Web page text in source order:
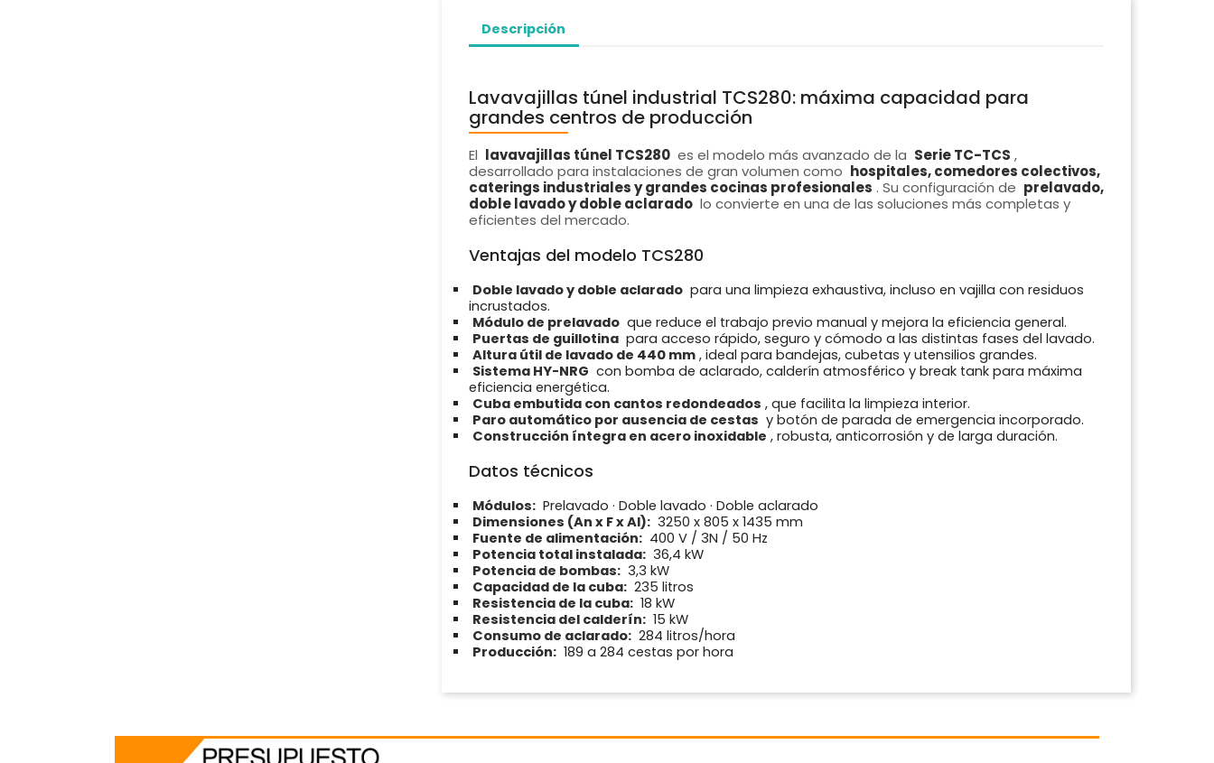
Descripción
Lavavajillas túnel industrial TCS280: máxima capacidad para
grandes centros de producción
El lavavajillas túnel TCS280 es el modelo más avanzado de la Serie TC-TCS ,
desarrollado para instalaciones de gran volumen como hospitales, comedores colectivos,
caterings industriales y grandes cocinas profesionales . Su configuración de prelavado,
doble lavado y doble aclarado lo convierte en una de las soluciones más completas y
eficientes del mercado.
Ventajas del modelo TCS280
Doble lavado y doble aclarado para una limpieza exhaustiva, incluso en vajilla con residuos
incrustados.
Módulo de prelavado que reduce el trabajo previo manual y mejora la eficiencia general.
Puertas de guillotina para acceso rápido, seguro y cómodo a las distintas fases del lavado.
Altura útil de lavado de 440 mm , ideal para bandejas, cubetas y utensilios grandes.
Sistema HY-NRG con bomba de aclarado, calderín atmosférico y break tank para máxima
eficiencia energética.
Cuba embutida con cantos redondeados , que facilita la limpieza interior.
Paro automático por ausencia de cestas y botón de parada de emergencia incorporado.
Construcción íntegra en acero inoxidable , robusta, anticorrosión y de larga duración.
Datos técnicos
Módulos: Prelavado · Doble lavado · Doble aclarado
Dimensiones (An x F x Al): 3250 x 805 x 1435 mm
Fuente de alimentación: 400 V / 3N / 50 Hz
Potencia total instalada: 36,4 kW
Potencia de bombas: 3,3 kW
Capacidad de la cuba: 235 litros
Resistencia de la cuba: 18 kW
Resistencia del calderín: 15 kW
Consumo de aclarado: 284 litros/hora
Producción: 189 a 284 cestas por hora